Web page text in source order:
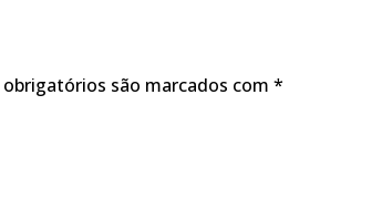
obrigatórios são marcados com *